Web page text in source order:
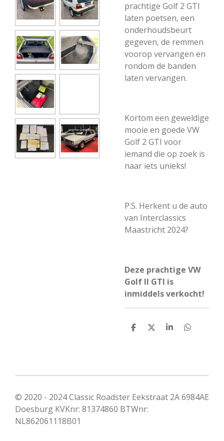
prachtige Golf 2 GTI
laten poetsen, een
onderhoudsbeurt
gegeven, de remmen
voorop vervangen en
rondom de banden
laten vervangen.
Kortom een geweldige
mooie en goede VW
Golf 2 GTI voor
iemand die op zoek is
naar iets unieks!
P.S. Herkent u de auto
van Interclassics
Maastricht 2024?
Deze prachtige VW
Golf II GTI is
inmiddels verkocht!
D
D
S
D
© 2020 - 2024 Classic Roadster Eekstraat 2A 6984AE
Doesburg KVKnr: 81374860 BTWnr:
NL862061118B01